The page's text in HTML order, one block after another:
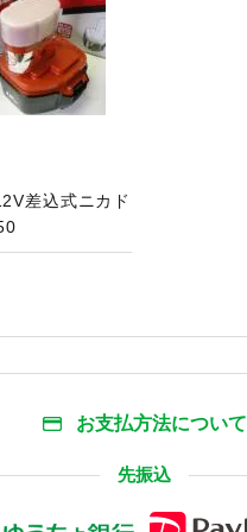
差込式ニカド
お支払方法について
先振込